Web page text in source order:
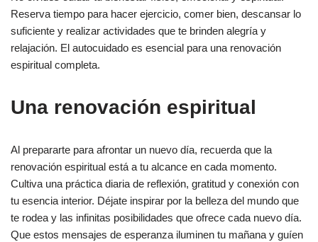
Reserva tiempo para hacer ejercicio, comer bien, descansar lo
suficiente y realizar actividades que te brinden alegría y
relajación. El autocuidado es esencial para una renovación
espiritual completa.
Una renovación espiritual
Al prepararte para afrontar un nuevo día, recuerda que la
renovación espiritual está a tu alcance en cada momento.
Cultiva una práctica diaria de reflexión, gratitud y conexión con
tu esencia interior. Déjate inspirar por la belleza del mundo que
te rodea y las infinitas posibilidades que ofrece cada nuevo día.
Que estos mensajes de esperanza iluminen tu mañana y guíen